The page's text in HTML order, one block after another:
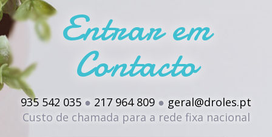
Os Nossos Parceiros
Independentes, Empresários e Profissionais
Liberais
Representante Fiscal em Portugal
Declarações Fiscais
Fiscal em PortugalEntrar em
Contacto
935 542 035 ● 217 964 809 ● geral@droles.pt
Custo de chamada para a rede fixa nacional